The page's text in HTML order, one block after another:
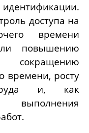
доступа на
времени
повышению
времени, росту
труда и, как
выполнения